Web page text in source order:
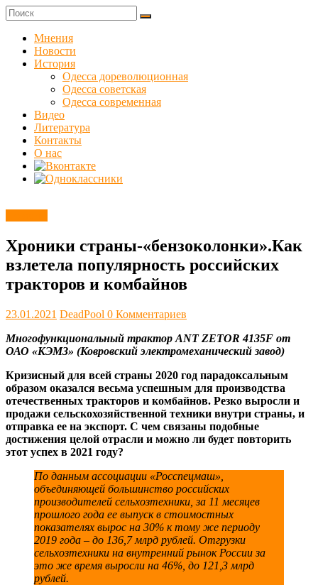
Skip
to
content
Куликовец
Сайт
одесского
сопротивления
Мнения
Новости
История
Одесса дореволюционная
Одесса советская
Одесса современная
Видео
Литература
Контакты
О нас
Хроники страны-«бензоколонки».Как
взлетела популярность российских
тракторов и комбайнов
23.01.2021 DeadPool 0 Комментариев
Многофункциональный трактор ANT ZETOR 4135F от
ОАО «КЭМЗ» (Ковровский электромеханический завод)
Кризисный для всей страны 2020 год парадоксальным
образом оказался весьма успешным для производства
отечественных тракторов и комбайнов. Резко выросли и
продажи сельскохозяйственной техники внутри страны, и
отправка ее на экспорт. С чем связаны подобные
достижения целой отрасли и можно ли будет повторить
этот успех в 2021 году?
По данным ассоциации «Росспецмаш»,
объединяющей большинство российских
производителей сельхозтехники, за 11 месяцев
прошлого года ее выпуск в стоимостных
показателях вырос на 30% к тому же периоду
2019 года – до 136,7 млрд рублей. Отгрузки
сельхозтехники на внутренний рынок России за
это же время выросли на 46%, до 121,3 млрд
рублей.